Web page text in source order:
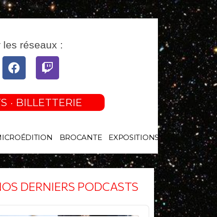
les réseaux :
FacebookTwitch
· BILLETTERIE
BROCANTE EXPOSITIONS
DERNIERS PODCASTS